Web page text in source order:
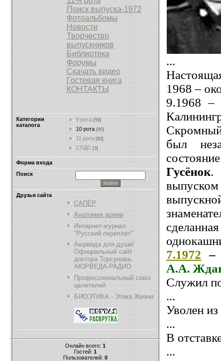
Поиск выпуска-1972
Фотоальбомы
Новости
Творчество
выпускников
Библиотека
Форумы
Скачать видео
Гостевая книга
КОНТАКТЫ
Категории
каталога
9 рота [59]
10 рота [80]
11 рота [82]
СПДС [3]
Форма входа
Поиск
Друзья сайта
САПЁР
Анатомия армии
Интернет-журнал
"Русский переплет"
Аюрведа для души!
Официальный сайт
доктора Торсунова.
АЮРВЕДА-РАДИО
Профессиональный союз
целителей
БИОЭТИКА - Этика Жизни
Онлайн всего: 1
Гостей: 1
Пользователей: 0
...
1968 –
9.1968 –
был
Гусёнок.
7.1972 –
А.А.
Служил
...
Уволен
...
В
...